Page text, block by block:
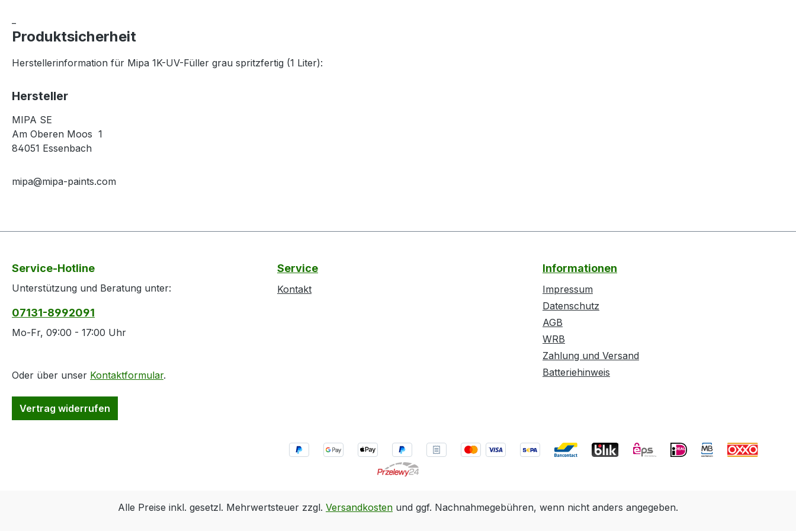
Produktsicherheit
Herstellerinformation für Mipa 1K-UV-Füller grau spritzfertig (1 Liter):
Hersteller
MIPA SE
Am Oberen Moos 1
84051 Essenbach
mipa@mipa-paints.com
Service-Hotline
Unterstützung und Beratung unter:
07131-8992091
Mo-Fr, 09:00 - 17:00 Uhr
Oder über unser Kontaktformular.
Vertrag widerrufen
Service
Kontakt
Informationen
Impressum
Datenschutz
AGB
WRB
Zahlung und Versand
Batteriehinweis
Alle Preise inkl. gesetzl. Mehrwertsteuer zzgl. Versandkosten und ggf. Nachnahmegebühren, wenn nicht anders angegeben.